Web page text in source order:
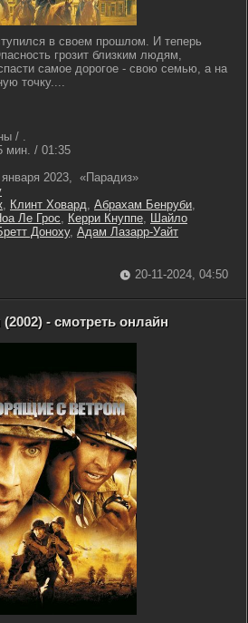
в своем прошлом. И теперь
грозит близким людям,
самое дорогое - свою семью, а на
точку....
/ .
мин. / 01:35
января 2023, «Парадиз»
, Клинт Ховард, Абрахам Бенруби,
Ле Грос, Керри Кнуппе, Шайло
Доноху, Адам Лазарр-Уайт
20-11-2024, 04:50
- смотреть онлайн